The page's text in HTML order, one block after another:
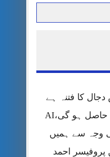
دجال کا فتنہ ہے
جس پر ہمیں فتح حاصل ہو گی،AI
وجہ سے ہمیں
احمد